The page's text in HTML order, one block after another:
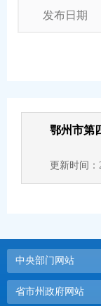
发布日期
鄂州市第
更新时间：
中央部门网站
省市州政府网站